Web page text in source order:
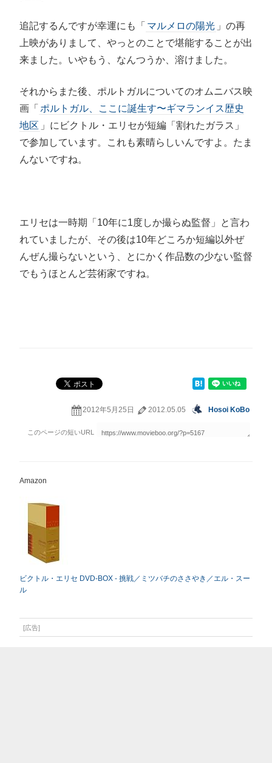
追記するんですが幸運にも「 マルメロの陽光 」の再
上映がありまして、やっとのことで堪能することが出
来ました。いやもう、なんつうか、溶けました。
それからまた後、ポルトガルについてのオムニバス映
画「 ポルトガル、ここに誕生す〜ギマランイス歴史
地区 」にビクトル・エリセが短編「割れたガラス」
で参加しています。これも素晴らしいんですよ。たま
んないですね。
エリセは一時期「10年に1度しか撮らぬ監督」と言わ
れていましたが、その後は10年どころか短編以外ぜ
んぜん撮らないという、とにかく作品数の少ない監督
でもうほとんど芸術家ですね。
2012年5月25日 2012.05.05 Hosoi KoBo
Amazon
ビクトル・エリセ DVD-BOX - 挑戦／ミツバチのささやき／エル・スー
ル
[広告]